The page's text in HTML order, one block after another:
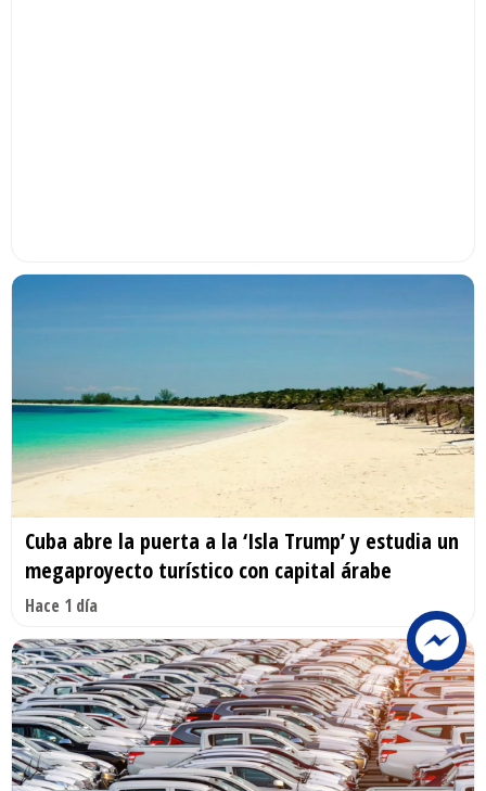
Cuba abre la puerta a la ‘Isla Trump’ y estudia un
megaproyecto turístico con capital árabe
Hace 1 día